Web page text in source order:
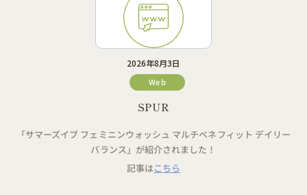
2026年8月3日
Web
SPUR
「サマーズイブ フェミニンウォッシュ マルチベネフィット デイリー
バランス」が紹介されました！
記事はこちら